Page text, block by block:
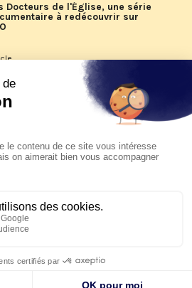
Docteurs de l'Église, une série
à redécouvrir sur
reportages d'été 2026 de KTO
visite pastorale du pape Léon
à Assise à suivre sur KTO le
6 août
en Uruguay, Argentine et
du 6 au 17 novembre 2026